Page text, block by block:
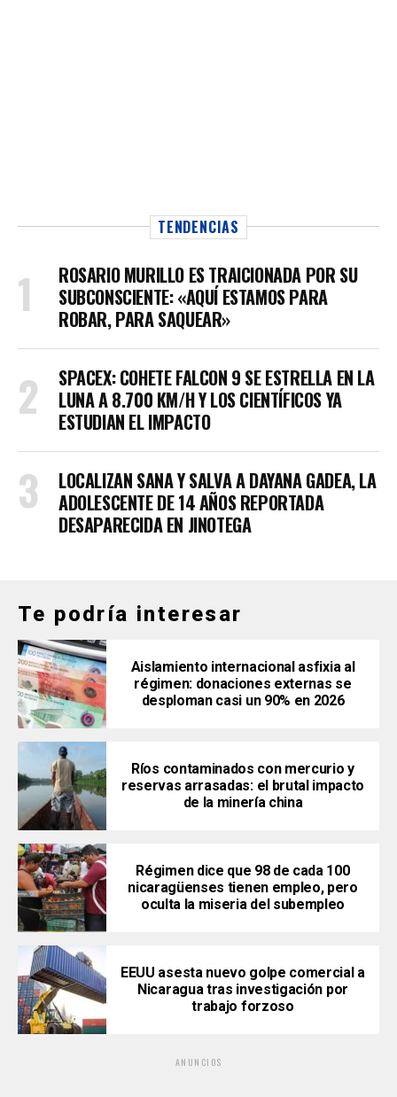
TENDENCIAS
ROSARIO MURILLO ES TRAICIONADA POR SU
SUBCONSCIENTE: «AQUÍ ESTAMOS PARA
ROBAR, PARA SAQUEAR»
SPACEX: COHETE FALCON 9 SE ESTRELLA EN LA
LUNA A 8.700 KM/H Y LOS CIENTÍFICOS YA
ESTUDIAN EL IMPACTO
LOCALIZAN SANA Y SALVA A DAYANA GADEA, LA
ADOLESCENTE DE 14 AÑOS REPORTADA
DESAPARECIDA EN JINOTEGA
Te podría interesar
Aislamiento internacional asfixia al
régimen: donaciones externas se
desploman casi un 90% en 2026
Ríos contaminados con mercurio y
reservas arrasadas: el brutal impacto
de la minería china
Régimen dice que 98 de cada 100
nicaragüenses tienen empleo, pero
oculta la miseria del subempleo
EEUU asesta nuevo golpe comercial a
Nicaragua tras investigación por
trabajo forzoso
ANUNCIOS